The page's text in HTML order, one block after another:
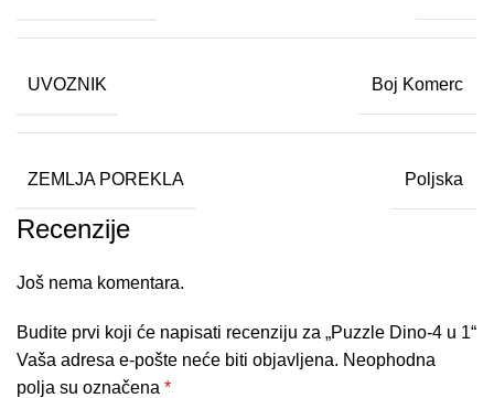
UVOZNIK Boj Komerc
ZEMLJA POREKLA Poljska
Recenzije
Još nema komentara.
Budite prvi koji će napisati recenziju za „Puzzle Dino-4 u 1“
Vaša adresa e-pošte neće biti objavljena. Neophodna
polja su označena*